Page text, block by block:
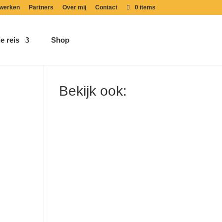
Partners Over mij Contact 0 items
reis Shop
Bekijk ook: